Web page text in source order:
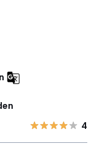
4